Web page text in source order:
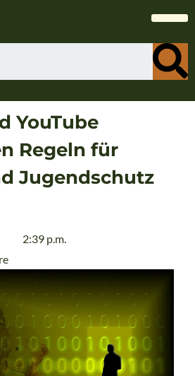
YouTube
Regeln für
Jugendschutz
2:39 p.m.